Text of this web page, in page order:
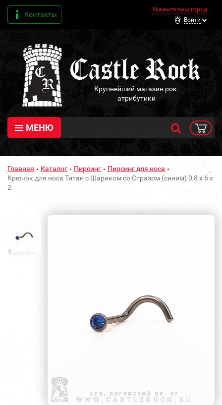
Контакты
Укажите ваш город
Войти
Крупнейший магазин рок-
атрибутики
МЕНЮ
Главная Каталог Пирсинг
Пирсинг для носа
Крючок для носа Титан с Шариком со Стразом (синим) 0,8 х 6 х
2